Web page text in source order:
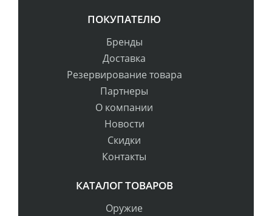
ПОКУПАТЕЛЮ
Бренды
Доставка
Резервирование товара
Партнеры
О компании
Новости
Скидки
Контакты
КАТАЛОГ ТОВАРОВ
Оружие